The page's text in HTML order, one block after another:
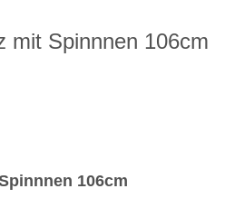
mit Spinnnen 106cm
106cm